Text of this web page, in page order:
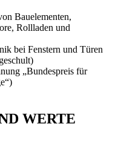
Bauelementen,
Rollladen und
bei Fenstern und Türen
„Bundespreis für
WERTE